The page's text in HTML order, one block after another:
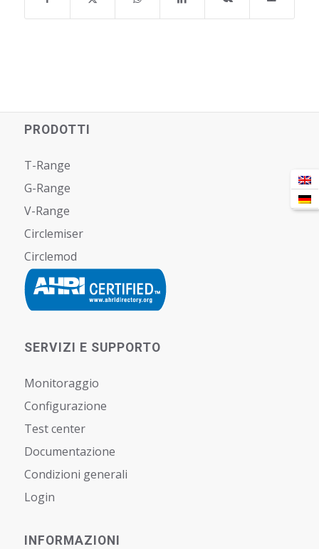
PRODOTTI
T-Range
G-Range
V-Range
Circlemiser
Circlemod
SERVIZI E SUPPORTO
Monitoraggio
Configurazione
Test center
Documentazione
Condizioni generali
Login
INFORMAZIONI